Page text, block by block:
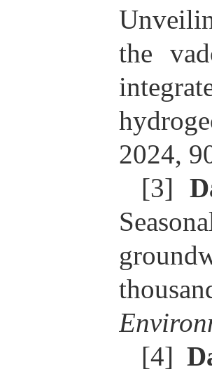
the
2024,
[3]
[4]